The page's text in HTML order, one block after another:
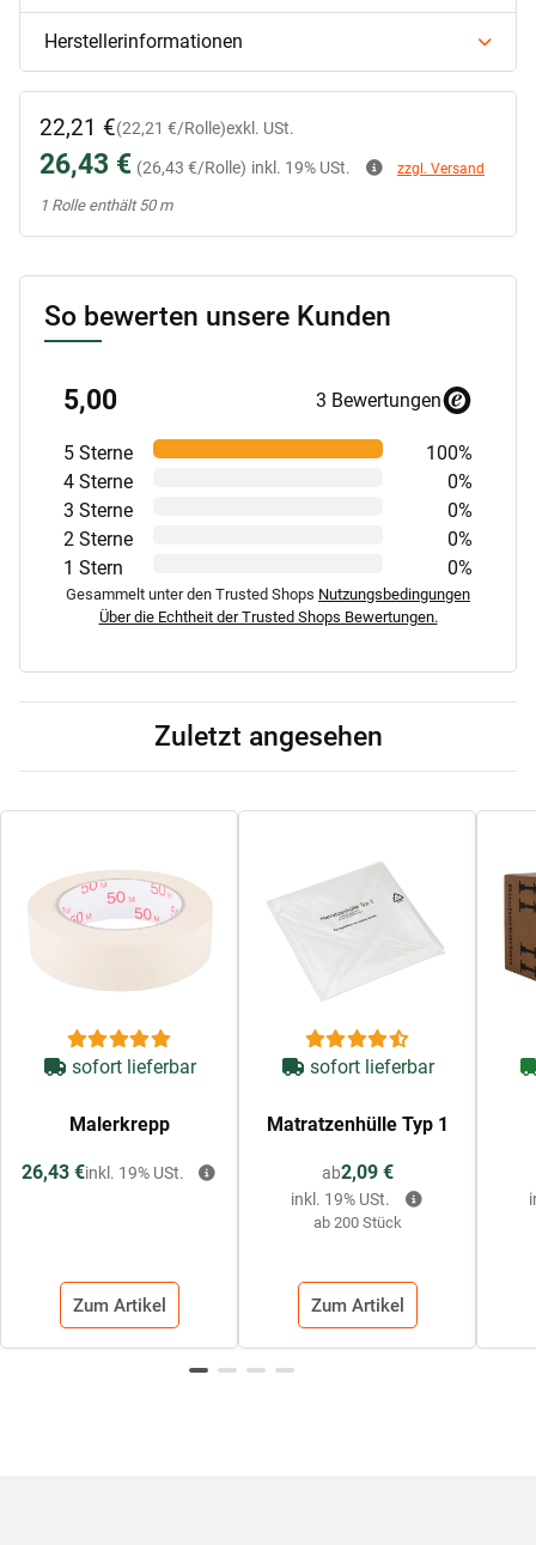
Herstellerinformationen
22,21 €(22,21 €/Rolle)exkl. USt.
26,43 € (26,43 €/Rolle) inkl. 19% USt. zzgl. Versand
x1 Rolle enthält 50 m
So bewerten unsere Kunden
5,00 3 Bewertungen
5 Sterne
100%
4 Sterne
0%
3 Sterne
0%
2 Sterne
0%
1 Stern
0%
Gesammelt unter den Trusted Shops Nutzungsbedingungen
Über die Echtheit der Trusted Shops Bewertungen.
Zuletzt angesehen
sofort lieferbar
Malerkrepp
26,43 €inkl. 19% USt.
Zum Artikel
sofort lieferbar
Matratzenhülle Typ 1
ab2,09 €
ab 200 Stück
inkl. 19% USt.
Zum Artikel